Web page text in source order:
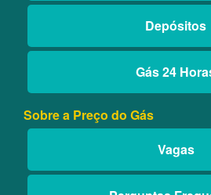
Depósitos
Gás 24
Sobre a Preço do Gás
Vagas